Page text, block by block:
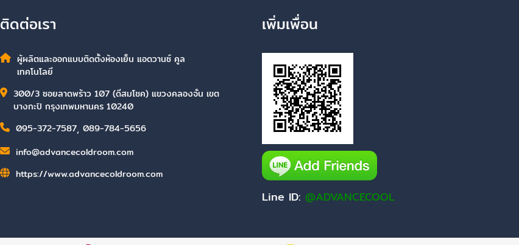
ติดต่อเรา
ผู้ผลิตและออกแบบติดตั้งห้องเย็น แอดวานซ์ คูล
เทคโนโลยี
300/3 ซอยลาดพร้าว 107 (ดีสมโชค) แขวงคลองจั่น เขต
บางกะปิ กรุงเทพมหานคร 10240
095-372-7587, 089-784-5656
info@advancecoldroom.com
https://www.advancecoldroom.com
เพิ่มเพื่อน
Line ID: @ADVANCECOOL